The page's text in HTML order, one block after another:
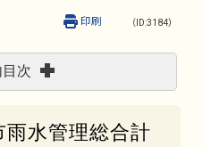
（ID:3184）
印刷
次
雨水管理総合計